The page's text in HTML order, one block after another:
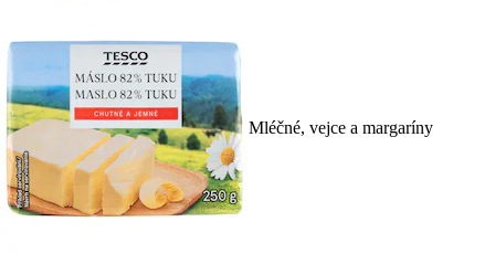
Mléčné, vejce a margaríny